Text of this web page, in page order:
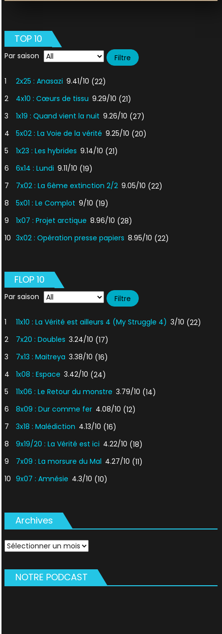
TOP 10
Par saison
1 2x25 : Anasazi 9.41/10 (22)
2
4x10 : Cœurs de tissu 9.29/10 (21)
3
1x19 : Quand vient la nuit 9.26/10 (27)
4
5x02 : La Voie de la vérité 9.25/10 (20)
5
1x23 : Les hybrides 9.14/10 (21)
6
6x14 : Lundi 9.11/10 (19)
7
7x02 : La 6ème extinction 2/2 9.05/10 (22)
8
5x01 : Le Complot 9/10 (19)
9
1x07 : Projet arctique 8.96/10 (28)
10 3x02 : Opération presse papiers 8.95/10 (22)
FLOP 10
Par saison
1 11x10 : La Vérité est ailleurs 4 (My Struggle 4) 3/10 (22)
2
7x20 : Doubles 3.24/10 (17)
3
7x13 : Maitreya 3.38/10 (16)
4
1x08 : Espace 3.42/10 (24)
5
11x06 : Le Retour du monstre 3.79/10 (14)
6
8x09 : Dur comme fer 4.08/10 (12)
7
3x18 : Malédiction 4.13/10 (16)
8
9x19/20 : La Vérité est ici 4.22/10 (18)
9
7x09 : La morsure du Mal 4.27/10 (11)
10 9x07 : Amnésie 4.3/10 (10)
Archives
Archives
NOTRE PODCAST